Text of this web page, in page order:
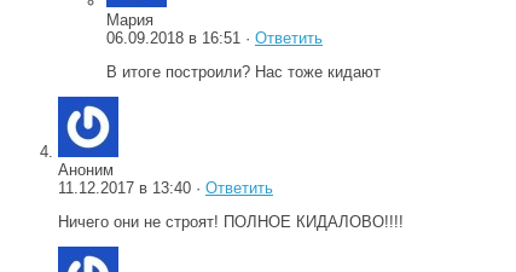
Мария
06.09.2018 в 16:51 · Ответить
В итоге построили? Нас тоже кидают
Аноним
11.12.2017 в 13:40 · Ответить
Ничего они не строят! ПОЛНОЕ КИДАЛОВО!!!!